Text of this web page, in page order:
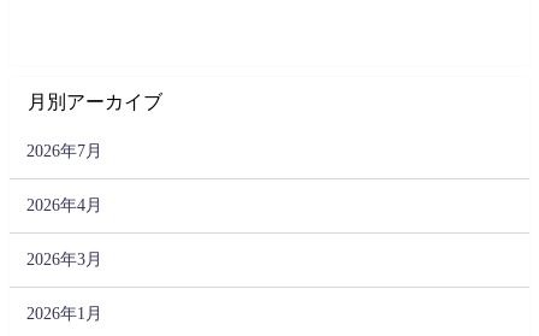
月別アーカイブ
2026年7月
2026年4月
2026年3月
2026年1月